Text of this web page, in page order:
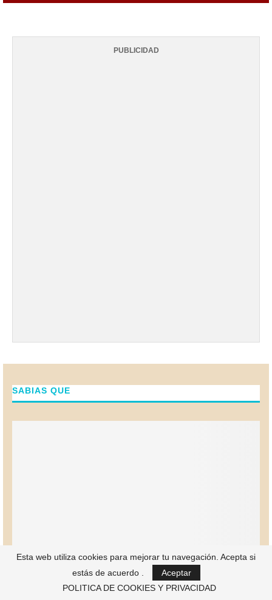
PUBLICIDAD
SABIAS QUE
Esta web utiliza cookies para mejorar tu navegación. Acepta si
estás de acuerdo .
Aceptar
POLITICA DE COOKIES Y PRIVACIDAD